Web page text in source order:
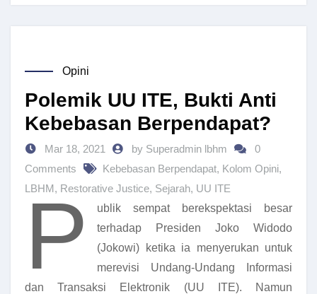
Opini
Polemik UU ITE, Bukti Anti
Kebebasan Berpendapat?
Mar 18, 2021 by Superadmin lbhm
0
Comments
Kebebasan Berpendapat, Kolom Opini,
LBHM, Restorative Justice, Sejarah, UU ITE
P
ublik sempat berekspektasi besar
terhadap Presiden Joko Widodo
(Jokowi) ketika ia menyerukan untuk
merevisi Undang-Undang Informasi
dan Transaksi Elektronik (UU ITE). Namun